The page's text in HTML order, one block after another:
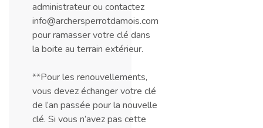
administrateur ou contactez
info@archersperrotdamois.com
pour ramasser votre clé dans
la boite au terrain extérieur.
**Pour les renouvellements,
vous devez échanger votre clé
de l’an passée pour la nouvelle
clé. Si vous n’avez pas cette